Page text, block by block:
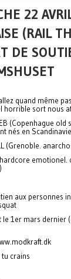
22
(RAIL
DE
quand même
horrible sort nous
(Copenhague
nés en
(Grenoble.
hardcore
aux personnes
le 1er mars dernier
crains